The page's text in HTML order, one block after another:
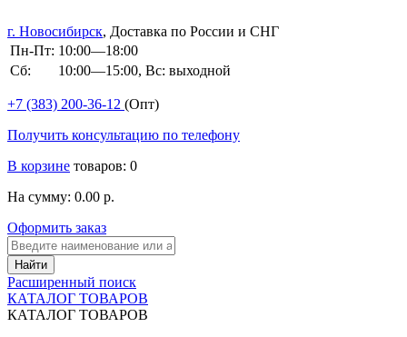
г. Новосибирск, Доставка по России и СНГ
Пн-Пт: 10:00—18:00
Сб:
10:00—15:00, Вс: выходной
+7 (383) 200-36-12 (Опт)
Получить консультацию по телефону
В корзине товаров: 0
На сумму: 0.00 р.
Оформить заказ
Расширенный поиск
КАТАЛОГ ТОВАРОВ
КАТАЛОГ ТОВАРОВ